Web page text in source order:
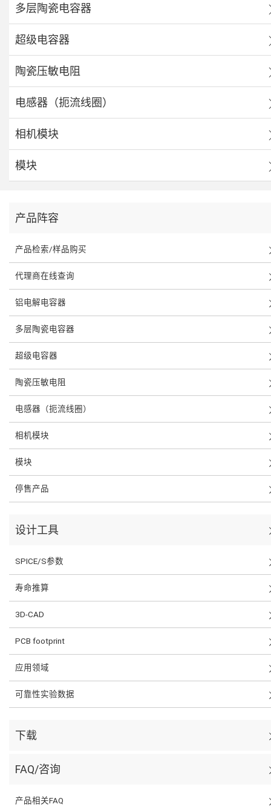
多层陶瓷电容器
超级电容器
陶瓷压敏电阻
电感器（扼流线圈）
相机模块
模块
产品阵容
产品检索/样品购买
代理商在线查询
铝电解电容器
多层陶瓷电容器
超级电容器
陶瓷压敏电阻
电感器（扼流线圈）
相机模块
模块
停售产品
设计工具
SPICE/S参数
寿命推算
3D-CAD
PCB footprint
应用领域
可靠性实验数据
下载
FAQ/咨询
产品相关FAQ